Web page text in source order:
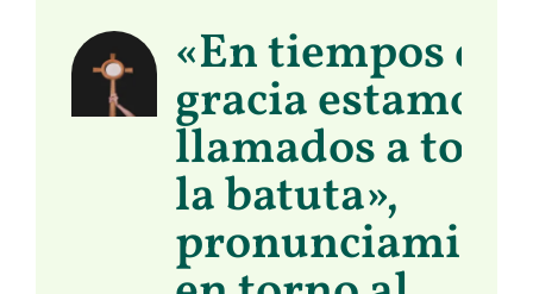
«En tiempos de
gracia estamos
llamados a
la batuta»,